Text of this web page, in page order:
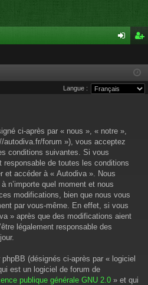
cri
pti
Langue :
ci-après par « nous », « notre »,
forum »), vous acceptez
conditions suivantes. Si vous
responsable de toutes les conditions
et accéder à « Autodiva ». Nous
n’importe quel moment et nous
modifications, bien que nous vous
par vous-même. En effet, si vous
» après que des modifications aient
légalement responsable des
(désignés ci-après par « logiciel
est un logiciel de forum de
publique générale GNU 2.0 » et qui